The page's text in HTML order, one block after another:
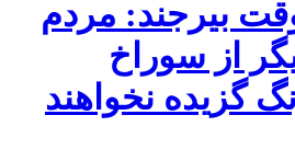
بیرجند: مردم
از سوراخ
گزیده نخواهند